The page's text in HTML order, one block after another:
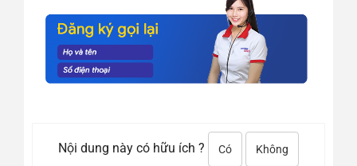
Nội dung này có hữu ích ? Có Không